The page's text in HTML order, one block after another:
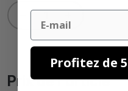
Prix de l'article
Email
Profitez de